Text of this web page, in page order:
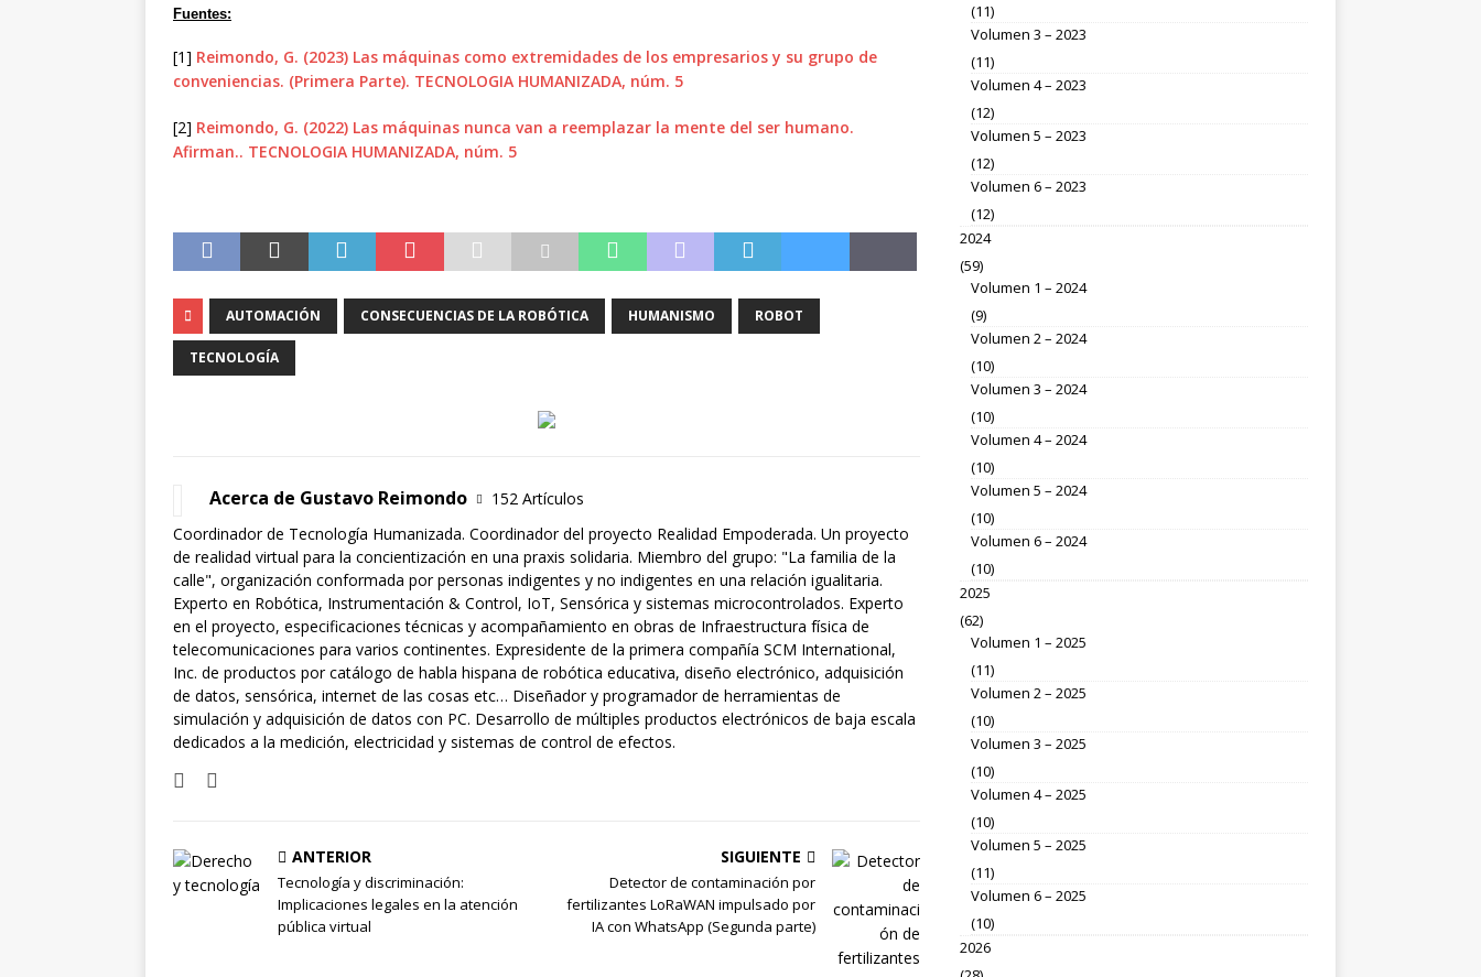
Fuentes:
[1] Reimondo, G. (2023) Las máquinas como extremidades de los empresarios y su grupo de
conveniencias. (Primera Parte). TECNOLOGIA HUMANIZADA, núm. 5
[2] Reimondo, G. (2022) Las máquinas nunca van a reemplazar la mente del ser humano.
Afirman.. TECNOLOGIA HUMANIZADA, núm. 5
AUTOMACIÓN CONSECUENCIAS DE LA ROBÓTICA HUMANISMO ROBOT
TECNOLOGÍA
Acerca de Gustavo Reimondo
152 Artículos
Coordinador de Tecnología Humanizada. Coordinador del proyecto Realidad Empoderada. Un proyecto
de realidad virtual para la concientización en una praxis solidaria. Miembro del grupo: "La familia de la
calle", organización conformada por personas indigentes y no indigentes en una relación igualitaria.
Experto en Robótica, Instrumentación & Control, IoT, Sensórica y sistemas microcontrolados. Experto
en el proyecto, especificaciones técnicas y acompañamiento en obras de Infraestructura física de
telecomunicaciones para varios continentes. Expresidente de la primera compañía SCM International,
Inc. de productos por catálogo de habla hispana de robótica educativa, diseño electrónico, adquisición
de datos, sensórica, internet de las cosas etc… Diseñador y programador de herramientas de
simulación y adquisición de datos con PC. Desarrollo de múltiples productos electrónicos de baja escala
dedicados a la medición, electricidad y sistemas de control de efectos.
ANTERIOR
Tecnología y discriminación:
Implicaciones legales en la atención
pública virtual
SIGUIENTE
Detector de contaminación por
fertilizantes LoRaWAN impulsado por
IA con WhatsApp (Segunda parte)
(11)
Volumen 3 – 2023
(11)
Volumen 4 – 2023
(12)
Volumen 5 – 2023
(12)
Volumen 6 – 2023
(12)
2024
(59)
Volumen 1 – 2024
(9)
Volumen 2 – 2024
(10)
Volumen 3 – 2024
(10)
Volumen 4 – 2024
(10)
Volumen 5 – 2024
(10)
Volumen 6 – 2024
(10)
2025
(62)
Volumen 1 – 2025
(11)
Volumen 2 – 2025
(10)
Volumen 3 – 2025
(10)
Volumen 4 – 2025
(10)
Volumen 5 – 2025
(11)
Volumen 6 – 2025
(10)
2026